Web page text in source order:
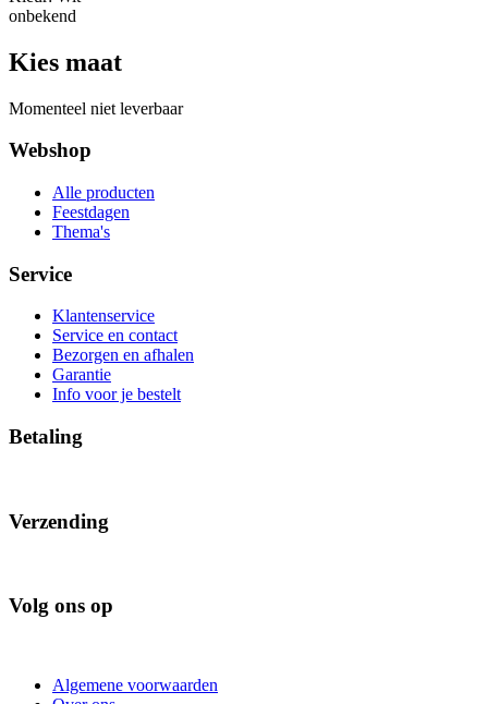
onbekend
Kies maat
Momenteel niet leverbaar
Webshop
Alle producten
Feestdagen
Thema's
Service
Klantenservice
Service en contact
Bezorgen en afhalen
Garantie
Info voor je bestelt
Betaling
Verzending
Volg ons op
Algemene voorwaarden